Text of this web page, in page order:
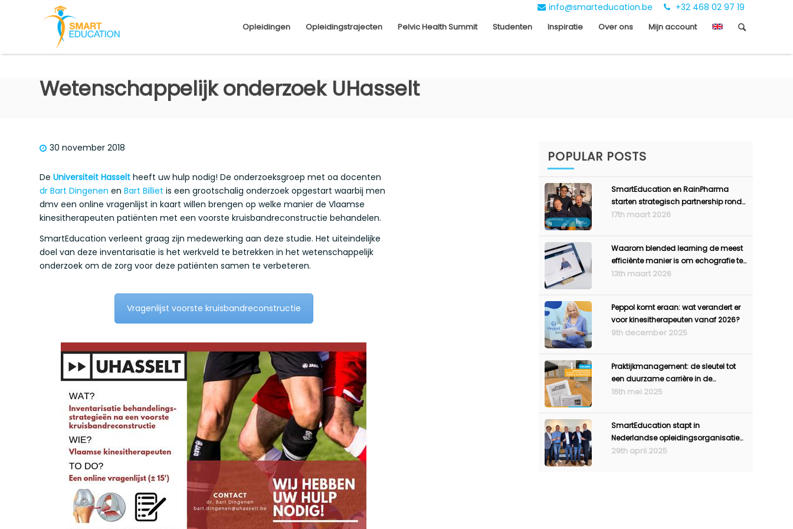
info@smarteducation.be +32 468 02 97 19
Opleidingen Opleidingstrajecten Pelvic Health Summit Studenten Inspiratie Over ons Mijn account
Wetenschappelijk onderzoek UHasselt
30 november 2018
De Universiteit Hasselt heeft uw hulp nodig! De onderzoeksgroep met oa docenten
dr Bart Dingenen en Bart Billiet is een grootschalig onderzoek opgestart waarbij men
dmv een online vragenlijst in kaart willen brengen op welke manier de Vlaamse
kinesitherapeuten patiënten met een voorste kruisbandreconstructie behandelen.
SmartEducation verleent graag zijn medewerking aan deze studie. Het uiteindelijke
doel van deze inventarisatie is het werkveld te betrekken in het wetenschappelijk
onderzoek om de zorg voor deze patiënten samen te verbeteren.
Vragenlijst voorste kruisbandreconstructie
POPULAR POSTS
SmartEducation en RainPharma
starten strategisch partnership rond
opleiding en ondernemerschap
17th maart 2026
Waarom blended learning de meest
efficiënte manier is om echografie te
leren
13th maart 2026
Peppol komt eraan: wat verandert er
voor kinesitherapeuten vanaf 2026?
9th december 2025
Praktijkmanagement: de sleutel tot
een duurzame carrière in de
kinesitherapie
16th mei 2025
SmartEducation stapt in
Nederlandse opleidingsorganisatie
Fysiolinks
29th april 2025